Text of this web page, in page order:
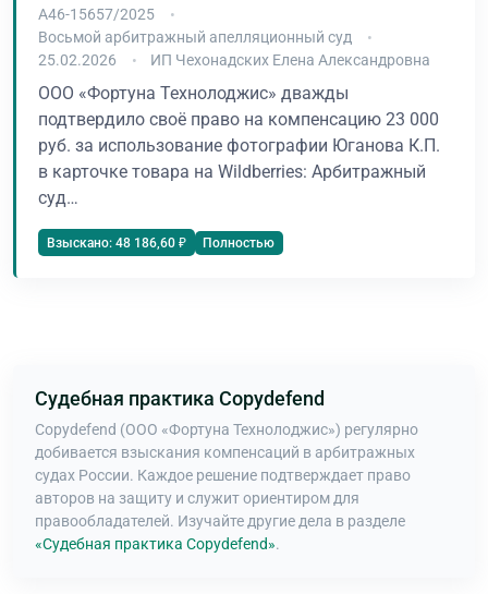
А46-15657/2025
Восьмой арбитражный апелляционный суд
25.02.2026
ИП Чехонадских Елена Александровна
ООО «Фортуна Технолоджис» дважды
подтвердило своё право на компенсацию 23 000
руб. за использование фотографии Юганова К.П.
в карточке товара на Wildberries: Арбитражный
суд…
Взыскано: 48 186,60 ₽ Полностью
Судебная практика Copydefend
Copydefend (ООО «Фортуна Технолоджис») регулярно
добивается взыскания компенсаций в арбитражных
судах России. Каждое решение подтверждает право
авторов на защиту и служит ориентиром для
правообладателей. Изучайте другие дела в разделе
«Судебная практика Copydefend».